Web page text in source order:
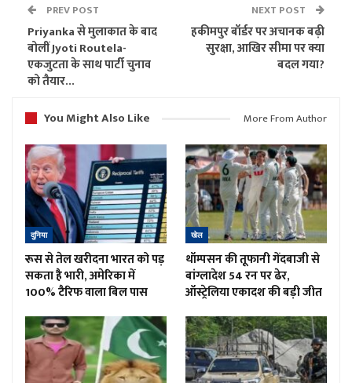
PREV POST
Priyanka से मुलाकात के बाद
बोलीं Jyoti Routela-
एकजुटता के साथ पार्टी चुनाव
को तैयार…
NEXT POST
हकीमपुर बॉर्डर पर अचानक बढ़ी
सुरक्षा, आखिर सीमा पर क्या
बदल गया?
You Might Also Like More From Author
दुनिया
रूस से तेल खरीदना भारत को पड़
सकता है भारी, अमेरिका में
100% टैरिफ वाला बिल पास
खेल
थॉम्पसन की तूफानी गेंदबाजी से
बांग्लादेश 54 रन पर ढेर,
ऑस्ट्रेलिया एकादश की बड़ी जीत